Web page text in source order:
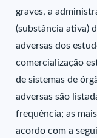
graves, a
(substância ativa)
adversas dos
comercialização
de sistemas de
adversas são
frequência; as
acordo com a